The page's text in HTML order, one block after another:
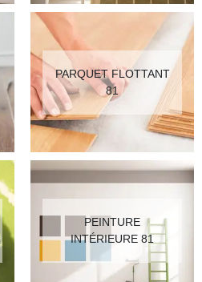
PARQUET FLOTTANT
81
PEINTURE
INTÉRIEURE 81